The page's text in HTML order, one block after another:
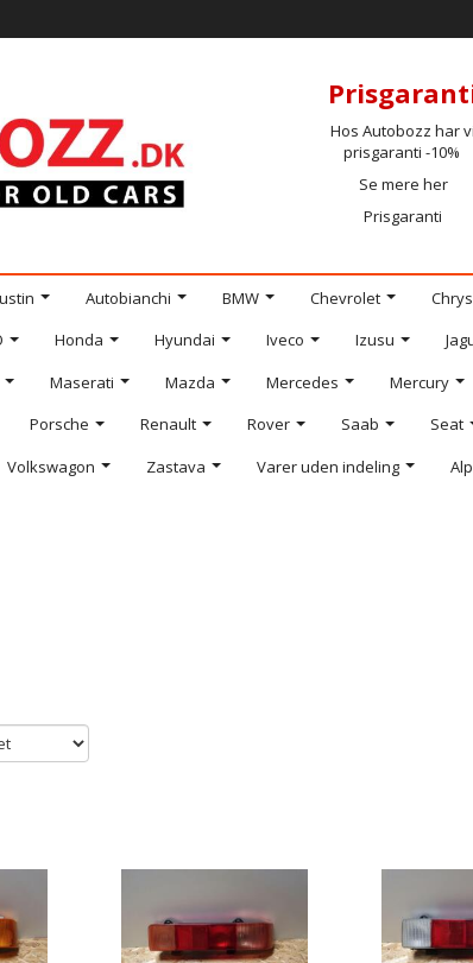
Hos Autobozz har vi
prisgaranti -10%
Se mere her
Prisgaranti
Autobianchi BMW Chevrolet
Honda Hyundai Iveco Izusu
Maserati Mazda Mercedes Mercury
Porsche Renault Rover Saab Seat
Volkswagon Zastava Varer uden indeling